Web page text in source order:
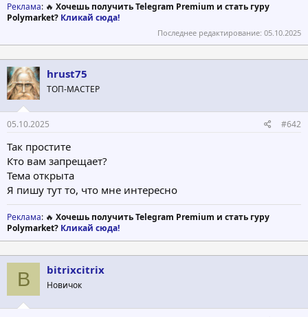
Реклама: 🔥 Хочешь получить Telegram Premium и стать гуру
Polymarket? Кликай сюда!
Последнее редактирование: 05.10.2025
hrust75
ТОП-МАСТЕР
05.10.2025 #642
Так простите
Кто вам запрещает?
Тема открыта
Я пишу тут то, что мне интересно
Реклама: 🔥 Хочешь получить Telegram Premium и стать гуру
Polymarket? Кликай сюда!
B bitrixcitrix
Новичок